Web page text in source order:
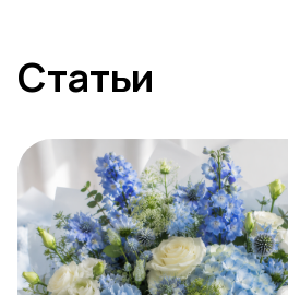
Статьи